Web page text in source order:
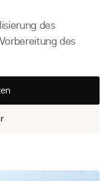
des
des